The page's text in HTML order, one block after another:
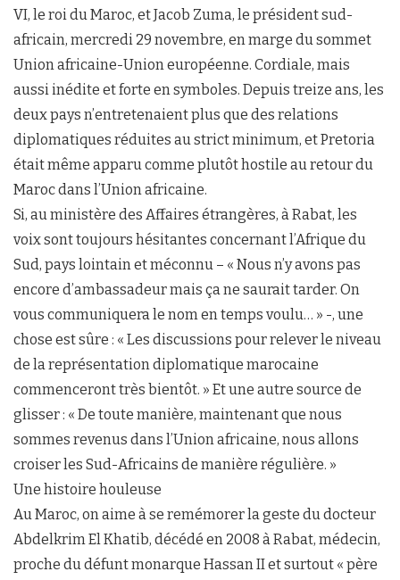
VI, le roi du Maroc, et Jacob Zuma, le président sud-
africain, mercredi 29 novembre, en marge du sommet
Union africaine-Union européenne. Cordiale, mais
aussi inédite et forte en symboles. Depuis treize ans, les
deux pays n’entretenaient plus que des relations
diplomatiques réduites au strict minimum, et Pretoria
était même apparu comme plutôt hostile au retour du
Maroc dans l’Union africaine.
Si, au ministère des Affaires étrangères, à Rabat, les
voix sont toujours hésitantes concernant l’Afrique du
Sud, pays lointain et méconnu – « Nous n’y avons pas
encore d’ambassadeur mais ça ne saurait tarder. On
vous communiquera le nom en temps voulu… » -, une
chose est sûre : « Les discussions pour relever le niveau
de la représentation diplomatique marocaine
commenceront très bientôt. » Et une autre source de
glisser : « De toute manière, maintenant que nous
sommes revenus dans l’Union africaine, nous allons
croiser les Sud-Africains de manière régulière. »
Une histoire houleuse
Au Maroc, on aime à se remémorer la geste du docteur
Abdelkrim El Khatib, décédé en 2008 à Rabat, médecin,
proche du défunt monarque Hassan II et surtout « père